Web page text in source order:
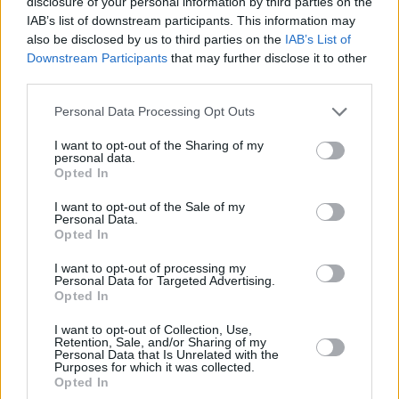
IAB’s list of downstream participants. This information may
also be disclosed by us to third parties on the IAB’s List of
Downstream Participants that may further disclose it to other
Please note that this website/app uses one or more Google
not limited to your visit or usage behaviour. You may click to
grant or deny consent to Google and its third-party tags to
use your data for below specified purposes in below Google
consent section.
Personal Data Processing Opt Outs
I want to opt-out of the Sharing of my
personal data.
Opted In
I want to opt-out of the Sale of my
Personal Data.
Opted In
I want to opt-out of processing my
Personal Data for Targeted Advertising.
Opted In
I want to opt-out of Collection, Use,
Retention, Sale, and/or Sharing of my
Personal Data that Is Unrelated with the
Purposes for which it was collected.
Opted In
Όλες οι επιλογές
Συνάντηση Ζελένσκι-Βούτσιτς στο Βελιγράδι:
πριν 30 λεπτά
Σιροπιαστά γλυκά: Πού βρίσκουμε από τα καλύτερα
Υπό έλεγχο η πυρκαγιά σε ισόγειο κατάστημα στο
Παλαιό Φάληρο, εκκενώθηκε προληπτικά πολυκατοικία
πριν μία ώρα
Εντυπωσιάζει με την εμφάνισή της η σύζυγος του Τζέντι
Όσμαν στις διακοπές τους στην Τουρκία, βίντεο
07.08.2026, 23:43
πάρκο με ανεμογεννήτριες, πνέουν ισχυροί άνεμοι στην
περιοχή
07.08.2026, 23:40
Μπορεί ο σκύλος μας να πιει κρύο νερό; Τι πρέπει να
07.08.2026, 23:30